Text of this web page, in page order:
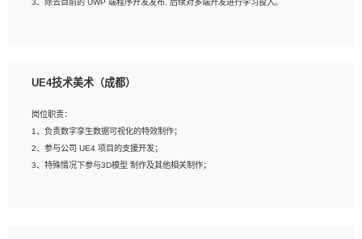
3、除去目前的 UWP 端程序开发发布, 后续对多端开发进行学习投入。
2、熟练掌握 Unity3D 程序开发，精通 C# 语言开发；
4、有良好的沟通能力和团队合作意识；
5、开发过 HoloLens 程序者优先。
UE4技术美术（成都）
岗位职责：
1、负责数字孪生数据可视化的特效制作；
2、参与公司 UE4 项目的支援开发；
3、特殊情况下参与3D模型 制作及其他相关制作；